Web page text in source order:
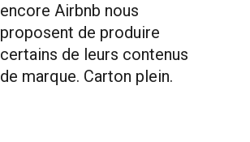
encore Airbnb nous
proposent de produire
certains de leurs contenus
de marque. Carton plein.